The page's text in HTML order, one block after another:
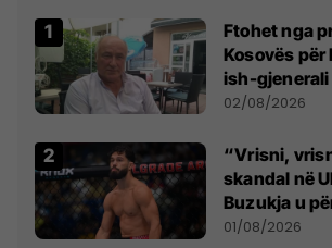
Ftohet nga
Kosovës
ish-
dikush e
02/08/2026
“Vrisni,
skandal në
Buzukja u
anti-
01/08/2026